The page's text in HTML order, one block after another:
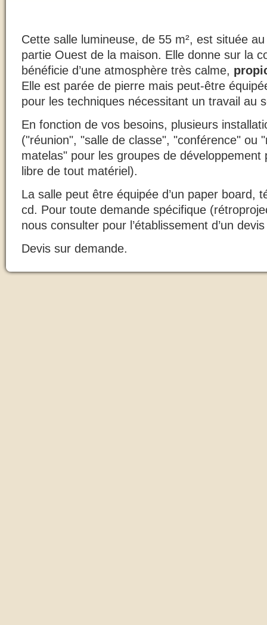
Cette salle lumineuse, de 55 m², est située
partie Ouest de la maison. Elle donne sur la
bénéficie d’une atmosphère très calme,
Elle est parée de pierre mais peut-être
pour les techniques nécessitant un travail au
En fonction de vos besoins, plusieurs
("réunion", "salle de classe", "conférence" ou
matelas" pour les groupes de développement
libre de tout matériel).
La salle peut être équipée d’un paper board,
cd. Pour toute demande spécifique
nous consulter pour l’établissement d’un
Devis sur demande.